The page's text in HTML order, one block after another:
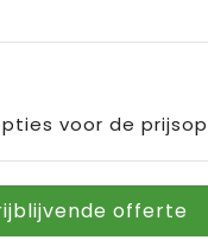
voor de
offerte